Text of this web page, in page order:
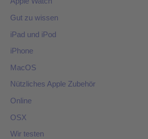
Gut zu wissen
iPad und iPod
iPhone
MacOS
Nützliches Apple Zubehör
Online
OSX
Wir testen